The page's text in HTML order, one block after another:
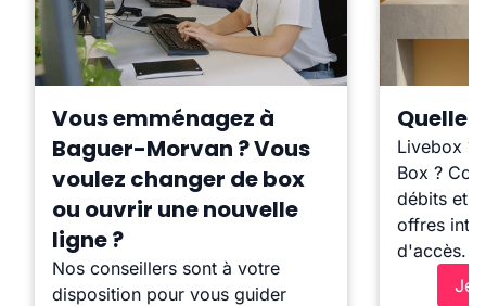
Vous emménagez à
Baguer-Morvan ? Vous
voulez changer de box
ou ouvrir une nouvelle
ligne ?
Nos conseillers sont à votre
disposition pour vous guider
Quelle
Livebox ?
Box ?
débits et
offres
d'accès.
Je